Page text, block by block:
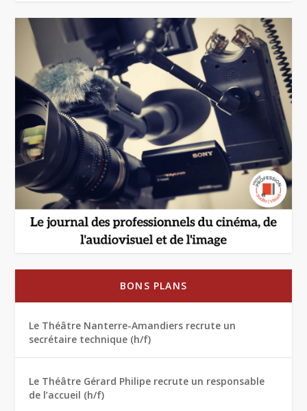
BONS PLANS
Le Théâtre Nanterre-Amandiers recrute un
secrétaire technique (h/f)
Le Théâtre Gérard Philipe recrute un responsable
de l’accueil (h/f)